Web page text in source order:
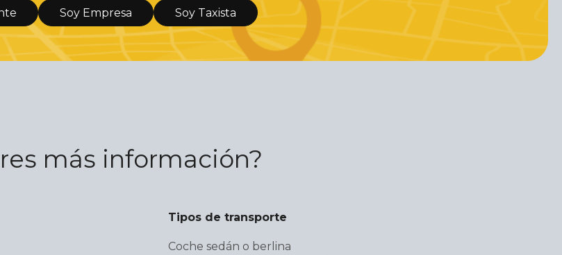
Soy Empresa Soy Taxista
más información?
Tipos de transporte
Coche sedán o berlina